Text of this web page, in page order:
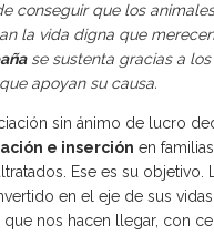
conseguir que los
la vida digna que
se sustenta gracias a
apoyan su causa.
sin ánimo de lucro
e inserción en
Ese es su objetivo.
en el eje de sus
nos hacen llegar, con